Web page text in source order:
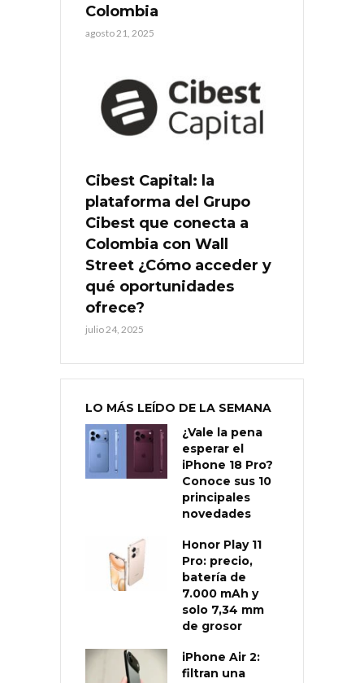
Colombia
agosto 21, 2025
Cibest Capital: la
plataforma del Grupo
Cibest que conecta a
Colombia con Wall
Street ¿Cómo acceder y
qué oportunidades
ofrece?
julio 24, 2025
LO MÁS LEÍDO DE LA SEMANA
¿Vale la pena
esperar el
iPhone 18 Pro?
Conoce sus 10
principales
novedades
Honor Play 11
Pro: precio,
batería de
7.000 mAh y
solo 7,34 mm
de grosor
iPhone Air 2:
filtran una